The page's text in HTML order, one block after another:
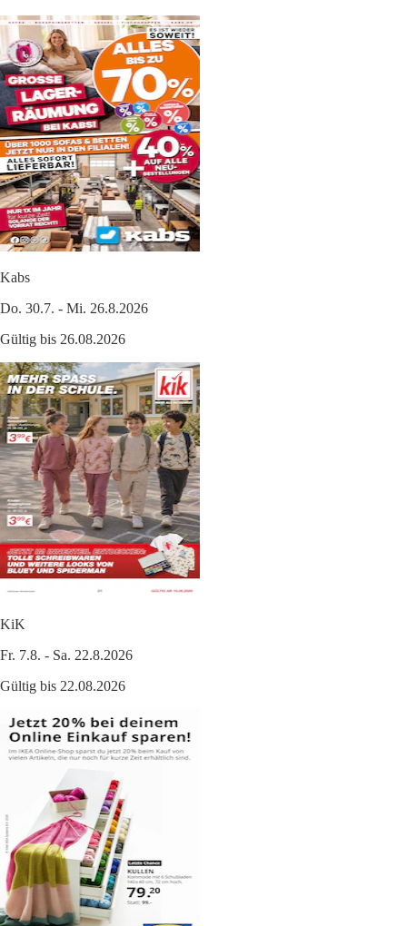
Kabs
Do. 30.7. - Mi. 26.8.2026
Gültig bis 26.08.2026
KiK
Fr. 7.8. - Sa. 22.8.2026
Gültig bis 22.08.2026